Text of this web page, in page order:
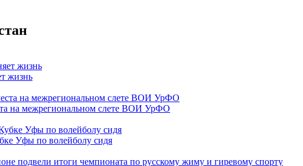
жизнь
на межрегиональном слете ВОИ УрФО
Уфы по волейболу сидя